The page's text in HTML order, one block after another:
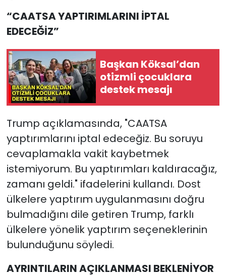
“CAATSA YAPTIRIMLARINI İPTAL
EDECEĞİZ”
Başkan Köksal’dan
otizmli çocuklara
destek mesajı
Trump açıklamasında, "CAATSA
yaptırımlarını iptal edeceğiz. Bu soruyu
cevaplamakla vakit kaybetmek
istemiyorum. Bu yaptırımları kaldıracağız,
zamanı geldi." ifadelerini kullandı. Dost
ülkelere yaptırım uygulanmasını doğru
bulmadığını dile getiren Trump, farklı
ülkelere yönelik yaptırım seçeneklerinin
bulunduğunu söyledi.
AYRINTILARIN AÇIKLANMASI BEKLENİYOR